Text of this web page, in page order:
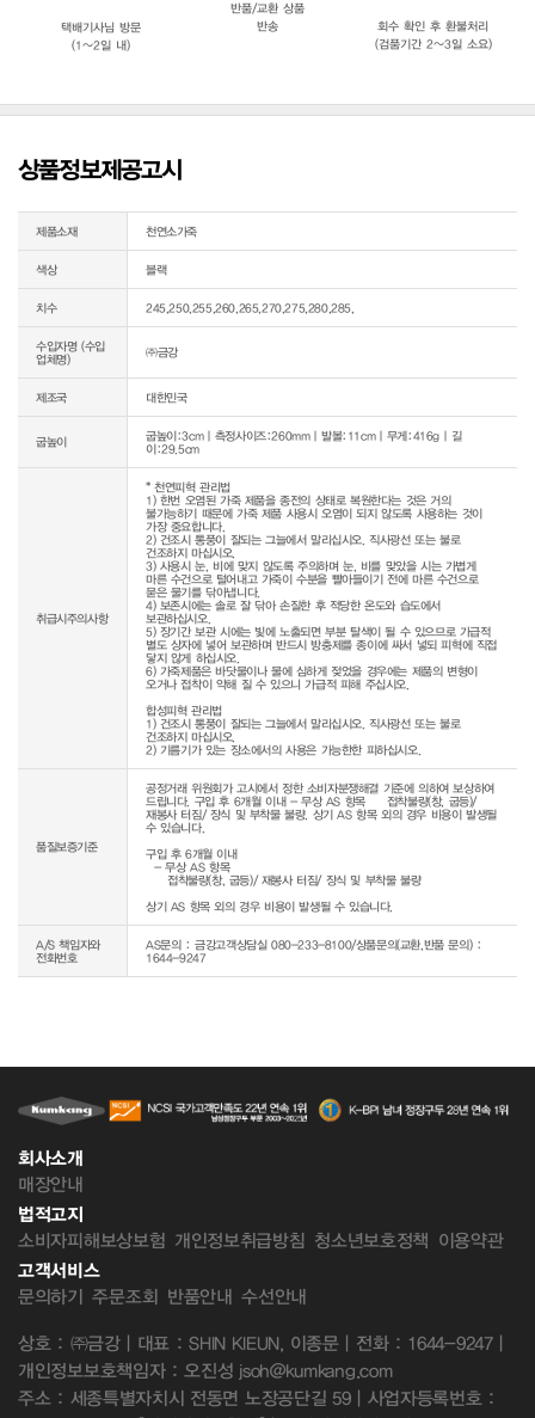
택배기사님 방문
(1~2일 내)
반품/교환 상품
반송
회수 확인 후 환불처리
(검품기간 2~3일 소요)
상품정보제공고시
제품소재 천연소가죽
색상 블랙
치수 245,250,255,260,265,270,275,280,285,
수입자명 (수입
업체명)
㈜금강
제조국 대한민국
굽높이
굽높이:3cm｜측정사이즈:260mm｜발볼:11cm｜무게:416g｜길
이:29.5cm
취급시주의사항
* 천연피혁 관리법
1) 한번 오염된 가죽 제품을 종전의 상태로 복원한다는 것은 거의
불가능하기 때문에 가죽 제품 사용시 오염이 되지 않도록 사용하는 것이
가장 중요합니다.
2) 건조시 통풍이 잘되는 그늘에서 말리십시오. 직사광선 또는 불로
건조하지 마십시오.
3) 사용시 눈, 비에 맞지 않도록 주의하며 눈, 비를 맞았을 시는 가볍게
마른 수건으로 털어내고 가죽이 수분을 빨아들이기 전에 마른 수건으로
묻은 물기를 닦아냅니다.
4) 보존시에는 솔로 잘 닦아 손질한 후 적당한 온도와 습도에서
보관하십시오.
5) 장기간 보관 시에는 빛에 노출되면 부분 탈색이 될 수 있으므로 가급적
별도 상자에 넣어 보관하며 반드시 방충제를 종이에 싸서 넣되 피혁에 직접
닿지 않게 하십시오.
6) 가죽제품은 바닷물이나 물에 심하게 젖었을 경우에는 제품의 변형이
오거나 접착이 약해 질 수 있으니 가급적 피해 주십시오.
합성피혁 관리법
1) 건조시 통풍이 잘되는 그늘에서 말리십시오. 직사광선 또는 불로
건조하지 마십시오.
2) 기름기가 있는 장소에서의 사용은 가능한한 피하십시오.
품질보증기준
공정거래 위원회가 고시에서 정한 소비자분쟁해결 기준에 의하여 보상하여
드립니다. 구입 후 6개월 이내 - 무상 AS 항목     접착불량(창, 굽등)/
재봉사 터짐/ 장식 및 부착물 불량. 상기 AS 항목 외의 경우 비용이 발생될
수 있습니다.
구입 후 6개월 이내
  - 무상 AS 항목
상기 AS 항목 외의 경우 비용이 발생될 수 있습니다.
A/S 책임자와
전화번호
AS문의 : 금강고객상담실 080-233-8100/상품문의(교환,반품 문의) :
1644-9247
회사소개
매장안내
법적고지
소비자피해보상보험 개인정보취급방침 청소년보호정책 이용약관
고객서비스
문의하기 주문조회 반품안내 수선안내
상호 : ㈜금강 | 대표 : SHIN KIEUN, 이종문 | 전화 : 1644-9247 |
개인정보보호책임자 : 오진성 jsoh@kumkang.com
주소 : 세종특별자치시 전동면 노장공단길 59 | 사업자등록번호 :